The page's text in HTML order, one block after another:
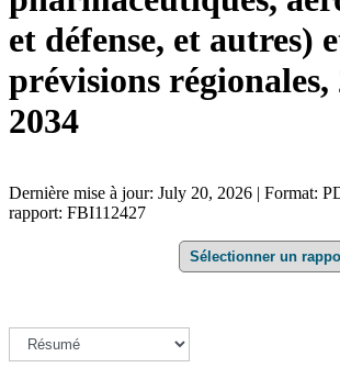
et défense, et autres)
prévisions régionales,
2034
Dernière mise à jour: July 20, 2026 | Format:
rapport: FBI112427